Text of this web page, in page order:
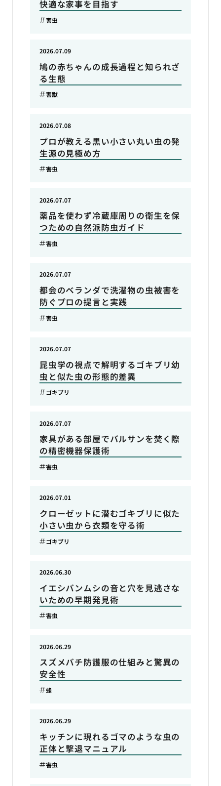
快適な家事を目指す
害虫
鳩の赤ちゃんの成長過程と知られざ
る生態
2026.07.09
害獣
プロが教える黒い小さい丸い虫の発
生源の見極め方
2026.07.08
害虫
薬品を使わず冷蔵庫周りの衛生を保
つための自然派防虫ガイド
2026.07.07
害虫
都会のベランダで洗濯物の虫被害を
防ぐプロの提言と実践
2026.07.07
害虫
昆虫学の視点で解明するゴキブリ幼
虫と似た虫の形態的差異
2026.07.07
ゴキブリ
家具がある部屋でバルサンを焚く際
の精密機器保護術
2026.07.07
害虫
クローゼットに潜むゴキブリに似た
小さい虫から衣類を守る術
2026.07.01
ゴキブリ
イエシバンムシの音と穴を見逃さな
いための早期発見術
2026.06.30
害虫
スズメバチ防護服の仕組みと驚異の
安全性
2026.06.29
蜂
キッチンに現れるゴマのような虫の
正体と撃退マニュアル
2026.06.29
害虫